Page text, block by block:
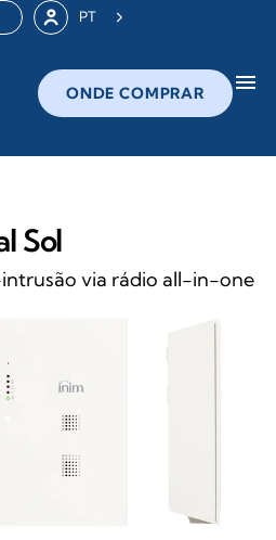
PT
ONDE COMPRAR menu
Sol
via rádio all-in-one